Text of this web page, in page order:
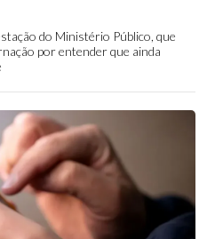
do Ministério Público, que
por entender que ainda